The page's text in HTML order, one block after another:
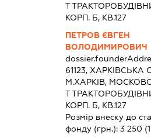
Т
КОРП. Б, КВ.127
ПЕТРОВ ЄВГЕН
ВОЛОДИМИРОВИЧ
61123, ХАРКIВСЬКА
М.ХАРКІВ,
Т
КОРП. Б, КВ.127
Розмір внеску до
фонду (грн.): 3 250